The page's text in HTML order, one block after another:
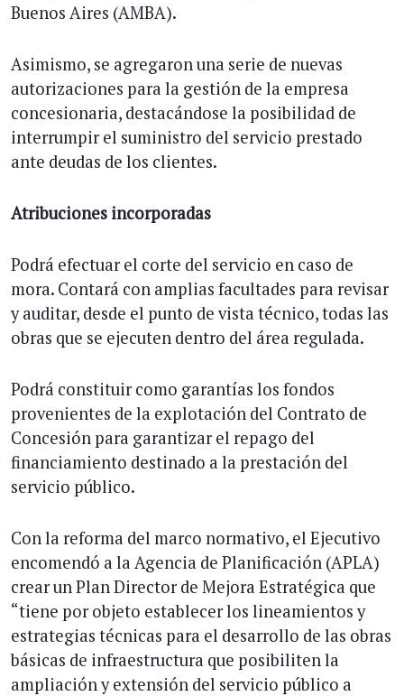
Buenos Aires (AMBA).
Asimismo, se agregaron una serie de nuevas
autorizaciones para la gestión de la empresa
concesionaria, destacándose la posibilidad de
interrumpir el suministro del servicio prestado
ante deudas de los clientes.
Atribuciones incorporadas
Podrá efectuar el corte del servicio en caso de
mora. Contará con amplias facultades para revisar
y auditar, desde el punto de vista técnico, todas las
obras que se ejecuten dentro del área regulada.
Podrá constituir como garantías los fondos
provenientes de la explotación del Contrato de
Concesión para garantizar el repago del
financiamiento destinado a la prestación del
servicio público.
Con la reforma del marco normativo, el Ejecutivo
encomendó a la Agencia de Planificación (APLA)
crear un Plan Director de Mejora Estratégica que
“tiene por objeto establecer los lineamientos y
estrategias técnicas para el desarrollo de las obras
básicas de infraestructura que posibiliten la
ampliación y extensión del servicio público a